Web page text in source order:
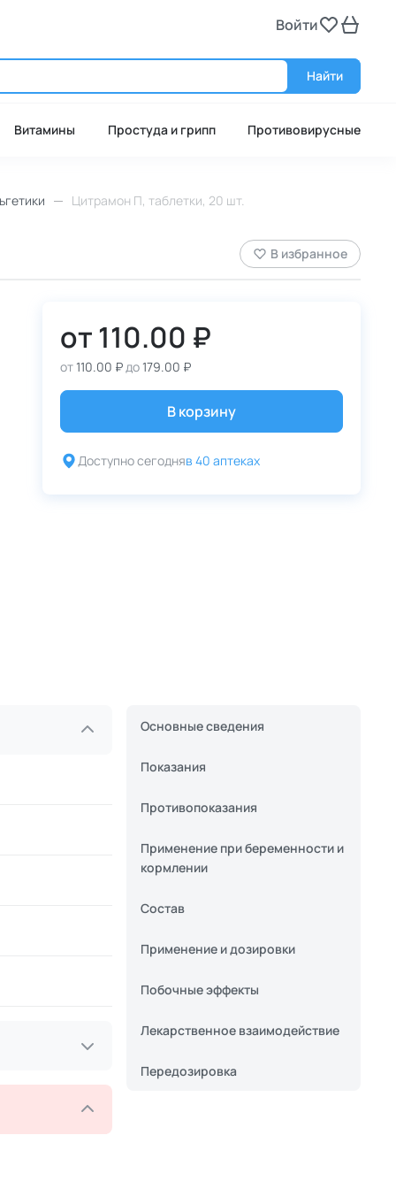
Войти
Найти
Витамины Простуда и грипп Противовирусные
Цитрамон П, таблетки, 20 шт.
В избранное
от 110.00 ₽
от110.00 ₽до179.00 ₽
В корзину
Доступно сегодняв 40 аптеках
Основные сведения
Показания
Противопоказания
Применение при беременности и
кормлении
Состав
Применение и дозировки
Побочные эффекты
Лекарственное взаимодействие
Передозировка